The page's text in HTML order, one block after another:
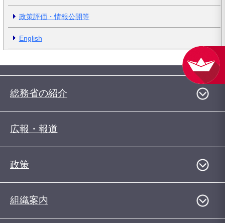
政策評価・情報公開等
English
総務省の紹介
広報・報道
政策
組織案内